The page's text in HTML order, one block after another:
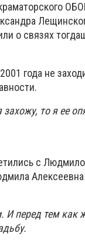
о связях
года не
захожу, то я ее
с
Алексеевна
И перед тем как